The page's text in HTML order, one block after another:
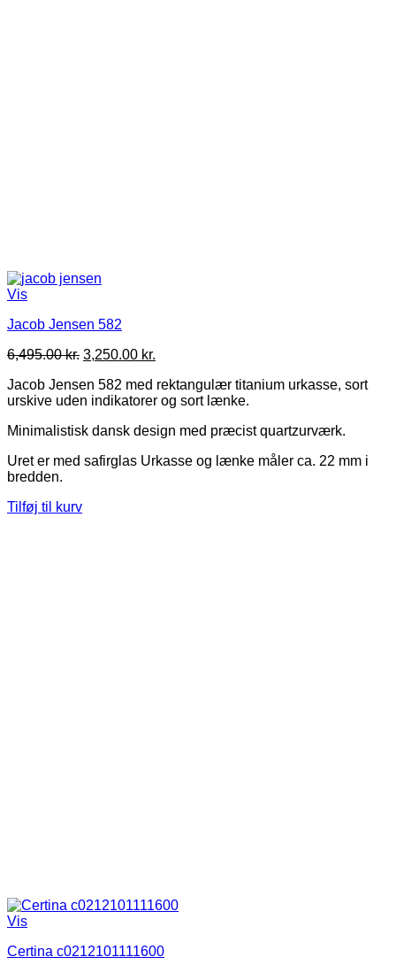
Vis
Jacob Jensen 582
6,495.00kr. Den
pris
var:
3,250.00 kr.
pris
er:
Jacob Jensen 582 med rektangulær titanium urkasse, sort
urskive uden indikatorer og sort lænke.
Minimalistisk dansk design med præcist quartzurværk.
Uret er med safirglas Urkasse og lænke måler ca. 22 mm i
bredden.
Tilføj til kurv
Vis
Certina c0212101111600